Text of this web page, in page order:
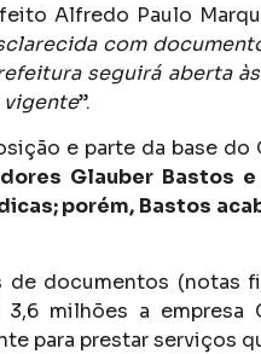
Alfredo Paulo
com
seguirá aberta
”.
e parte da base do
Glauber Bastos
porém, Bastos
documentos (notas
milhões a empresa
para prestar serviços